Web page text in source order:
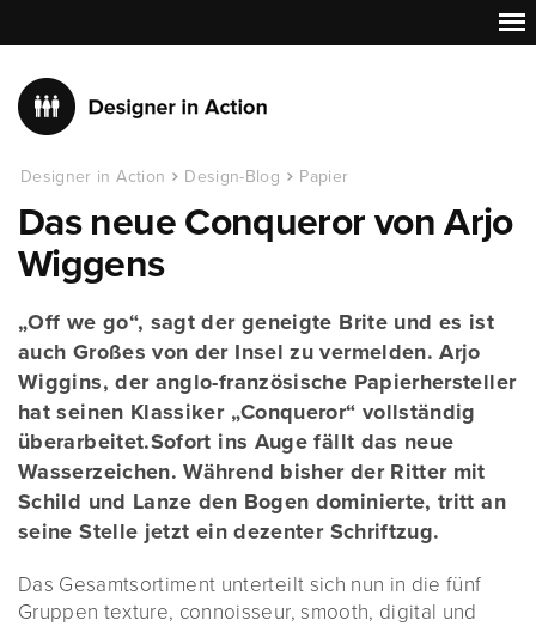
Designer in Action Design-Blog Papier
Das neue Conqueror von Arjo
Wiggens
„Off we go“, sagt der geneigte Brite und es ist
auch Großes von der Insel zu vermelden. Arjo
Wiggins, der anglo-französische Papierhersteller
hat seinen Klassiker „Conqueror“ vollständig
überarbeitet.Sofort ins Auge fällt das neue
Wasserzeichen. Während bisher der Ritter mit
Schild und Lanze den Bogen dominierte, tritt an
seine Stelle jetzt ein dezenter Schriftzug.
Das Gesamtsortiment unterteilt sich nun in die fünf
Gruppen texture, connoisseur, smooth, digital und